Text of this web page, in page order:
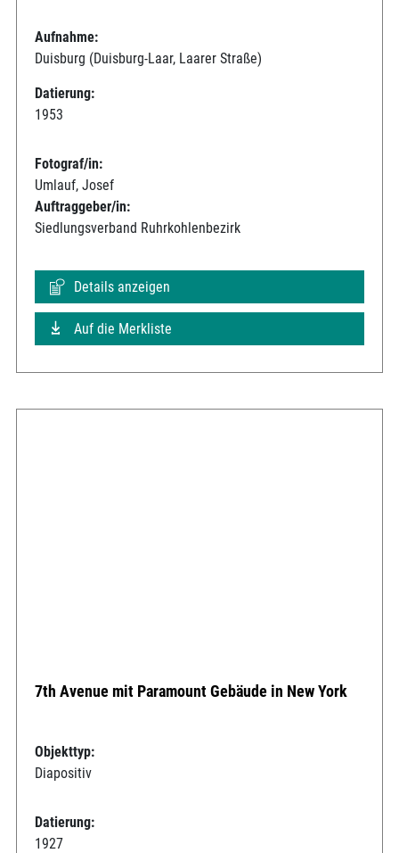
Aufnahme:
Duisburg (Duisburg-Laar, Laarer Straße)
Datierung:
1953
Fotograf/in:
Umlauf, Josef
Auftraggeber/in:
Siedlungsverband Ruhrkohlenbezirk
Details anzeigen
Auf die Merkliste
7th Avenue mit Paramount Gebäude in New York
Objekttyp:
Diapositiv
Datierung:
1927